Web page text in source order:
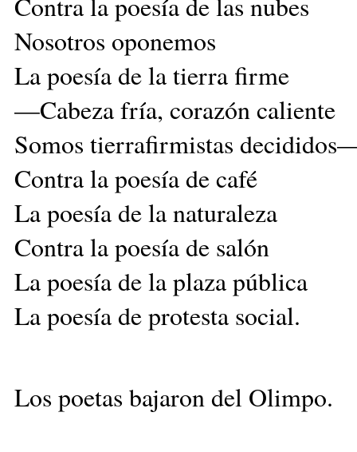
Nosotros oponemos
La poesía de la tierra firme
—Cabeza fría, corazón caliente
Somos tierrafirmistas
Contra la poesía de café
La poesía de la naturaleza
Contra la poesía de salón
La poesía de la plaza pública
La poesía de protesta social.
Los poetas bajaron del Olimpo.